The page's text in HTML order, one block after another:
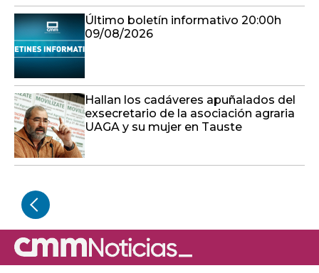
Último boletín informativo 20:00h
09/08/2026
Hallan los cadáveres apuñalados del
exsecretario de la asociación agraria
UAGA y su mujer en Tauste